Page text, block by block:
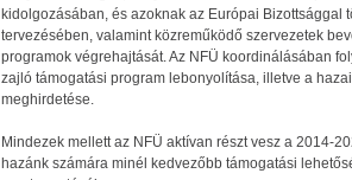
kidolgozásában, és azoknak az Európai
tervezésében, valamint közreműködő szervezetek
programok végrehajtását. Az NFÜ koordinálásában
zajló támogatási program lebonyolítása, illetve a
meghirdetése.
Mindezek mellett az NFÜ aktívan részt vesz a 2014-
hazánk számára minél kedvezőbb támogatási